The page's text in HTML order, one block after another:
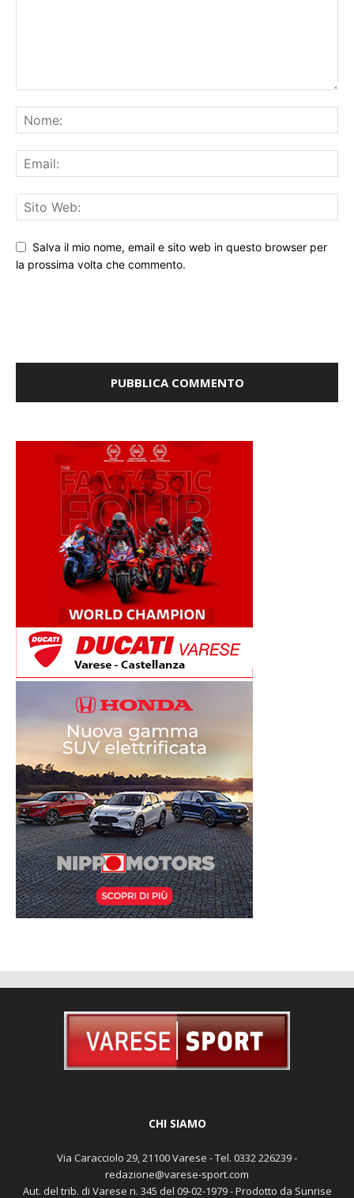
Salva il mio nome, email e sito web in questo browser per
Via Caracciolo 29, 21100 Varese - Tel. 0332 226239 -
redazione@varese-sport.com